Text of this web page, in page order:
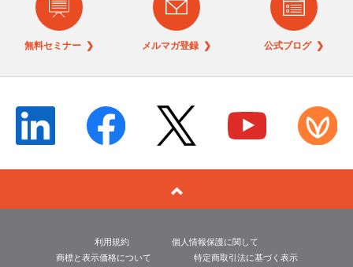
無料セミナー ❯ メルマガ登録 ❯ 公式ブログ ❯
利用規約
個人情報保護に関して
商標と表示価格について
特定商取引法に基づく表示